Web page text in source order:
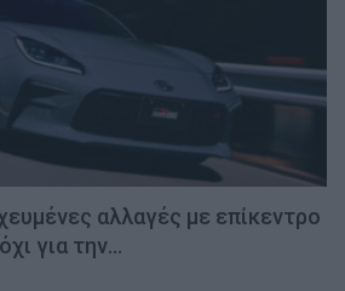
αλλαγές με επίκεντρο
για την…